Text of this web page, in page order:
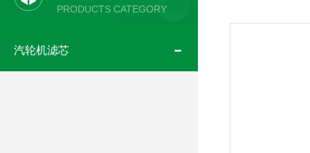
PRODUCTS CATEGORY
汽轮机滤芯